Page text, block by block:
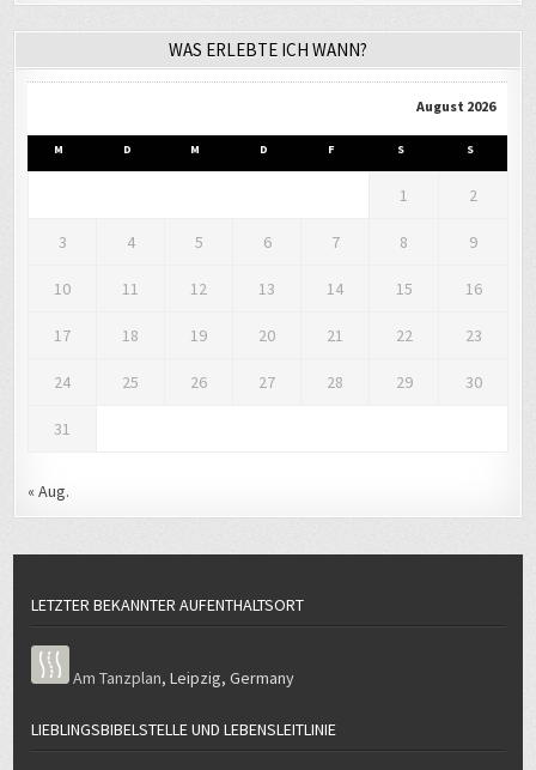
WAS ERLEBTE ICH WANN?
August 2026
M D M D F S S
1 2
3 4 5 6 7 8 9
10 11 12 13 14 15 16
17 18 19 20 21 22 23
24 25 26 27 28 29 30
31
« Aug.
LETZTER BEKANNTER AUFENTHALTSORT
Am Tanzplan,Leipzig,Germany
LIEBLINGSBIBELSTELLE UND LEBENSLEITLINIE